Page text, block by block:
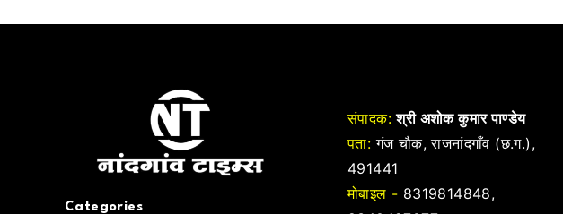
Categories
संपादक: श्री अशोक कुमार पाण्डेय
पता: गंज चौक, राजनांदगाँव (छ.ग.),
491441
मोबाइल - 8319814848,